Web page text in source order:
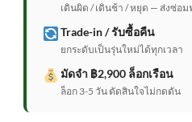
เดินผิด / เดินช้า / หยุด — ส่งซ่อม
Trade-in / รับซื้อคืน
ยกระดับเป็นรุ่นใหม่ได้ทุกเวลา
มัดจำ ฿2,900 ล็อกเรือน
ล็อก 3-5 วัน ตัดสินใจไม่กดดัน